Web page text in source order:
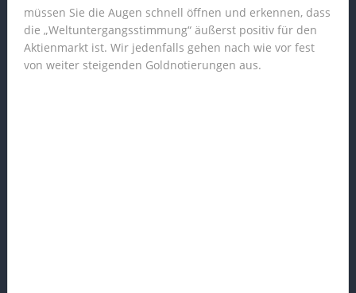
müssen Sie die Augen schnell öffnen und erkennen, dass
die „Weltuntergangsstimmung“ äußerst positiv für den
Aktienmarkt ist. Wir jedenfalls gehen nach wie vor fest
von weiter steigenden Goldnotierungen aus.